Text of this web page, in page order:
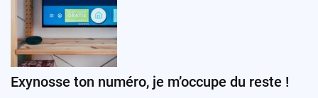
Exynosse ton numéro, je m’occupe du reste !